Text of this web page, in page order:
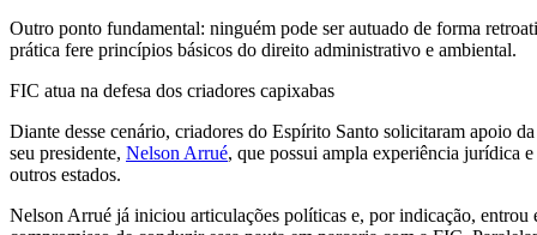
Outro ponto fundamental: ninguém pode ser autuado de forma
prática fere princípios básicos do direito administrativo e ambiental.
FIC atua na defesa dos criadores capixabas
Diante desse cenário, criadores do Espírito Santo solicitaram apoio
seu presidente, Nelson Arrué, que possui ampla experiência jurídica
outros estados.
Nelson Arrué já iniciou articulações políticas e, por indicação, entrou